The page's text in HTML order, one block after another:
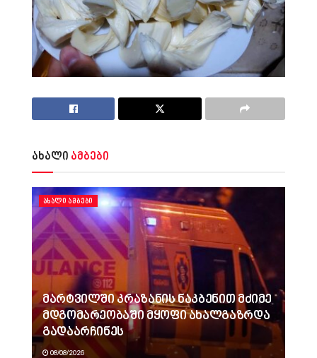
ახალი ამბები
ᲐᲮᲐᲚᲘ ᲐᲛᲑᲔᲑᲘ
მარტვილში კრაზანის ნაკბენით მძიმე
მდგომარეობაში მყოფი ახალგაზრდა
გადაარჩინეს
08/08/2026